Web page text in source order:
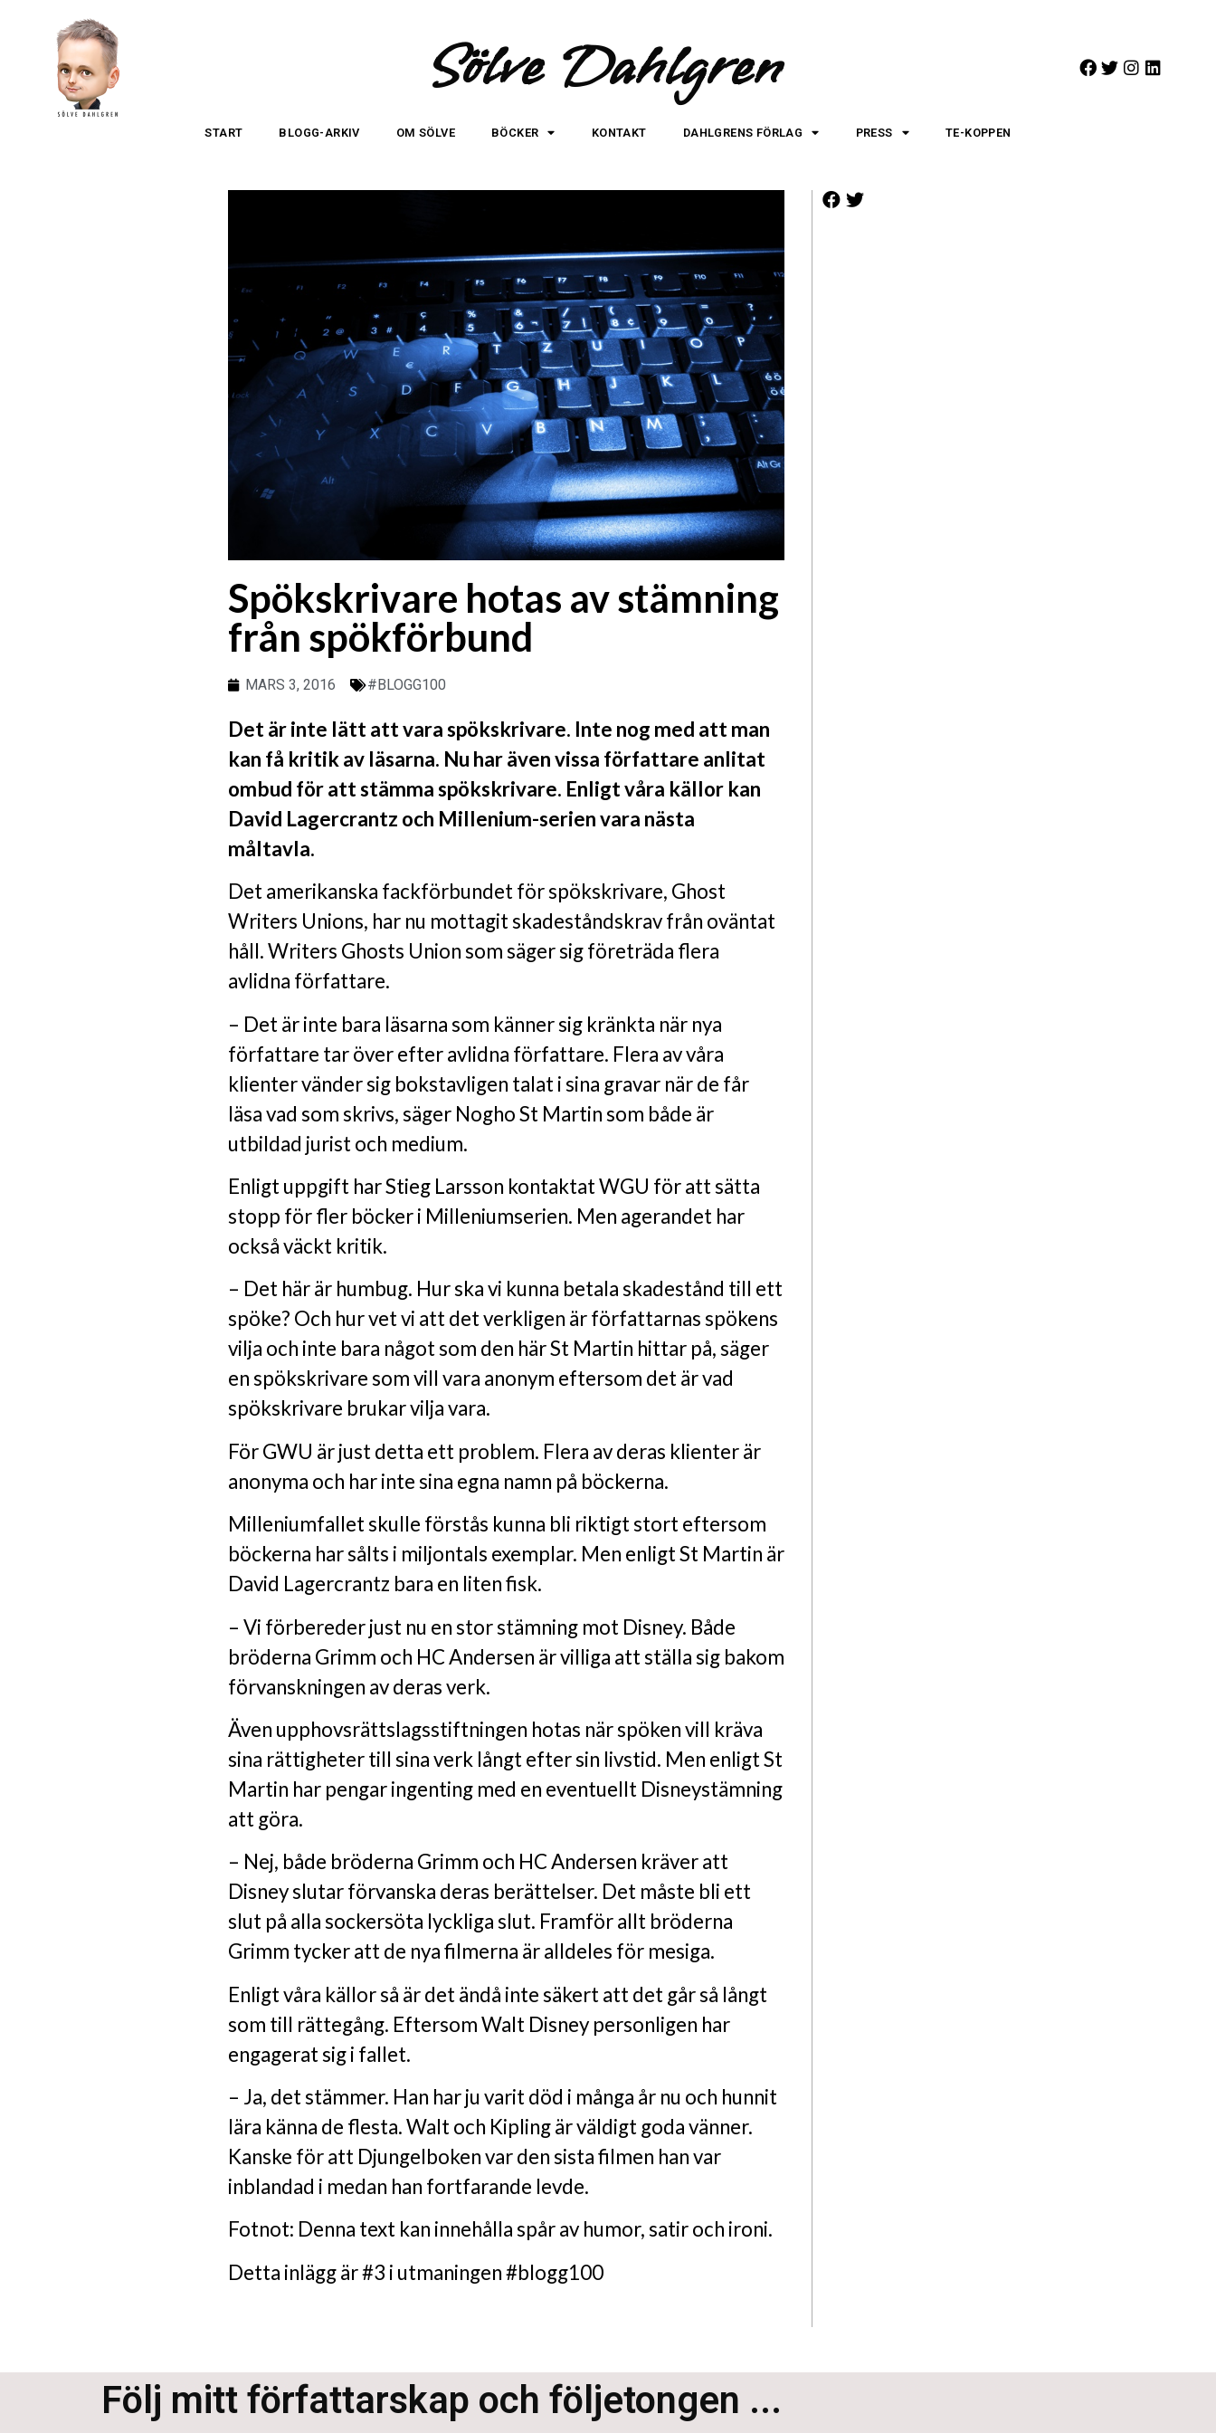
Sölve Dahlgren
START BLOGG-ARKIV OM SÖLVE BÖCKER KONTAKT DAHLGRENS FÖRLAG PRESS TE-KOPPEN
Spökskrivare hotas av stämning
från spökförbund
MARS 3, 2016 #BLOGG100
Det är inte lätt att vara spökskrivare. Inte nog med att man
kan få kritik av läsarna. Nu har även vissa författare anlitat
ombud för att stämma spökskrivare. Enligt våra källor kan
David Lagercrantz och Millenium-serien vara nästa
måltavla.
Det amerikanska fackförbundet för spökskrivare, Ghost
Writers Unions, har nu mottagit skadeståndskrav från oväntat
håll. Writers Ghosts Union som säger sig företräda flera
avlidna författare.
– Det är inte bara läsarna som känner sig kränkta när nya
författare tar över efter avlidna författare. Flera av våra
klienter vänder sig bokstavligen talat i sina gravar när de får
läsa vad som skrivs, säger Nogho St Martin som både är
utbildad jurist och medium.
Enligt uppgift har Stieg Larsson kontaktat WGU för att sätta
stopp för fler böcker i Milleniumserien. Men agerandet har
också väckt kritik.
– Det här är humbug. Hur ska vi kunna betala skadestånd till ett
spöke? Och hur vet vi att det verkligen är författarnas spökens
vilja och inte bara något som den här St Martin hittar på, säger
en spökskrivare som vill vara anonym eftersom det är vad
spökskrivare brukar vilja vara.
För GWU är just detta ett problem. Flera av deras klienter är
anonyma och har inte sina egna namn på böckerna.
Milleniumfallet skulle förstås kunna bli riktigt stort eftersom
böckerna har sålts i miljontals exemplar. Men enligt St Martin är
David Lagercrantz bara en liten fisk.
– Vi förbereder just nu en stor stämning mot Disney. Både
bröderna Grimm och HC Andersen är villiga att ställa sig bakom
förvanskningen av deras verk.
Även upphovsrättslagsstiftningen hotas när spöken vill kräva
sina rättigheter till sina verk långt efter sin livstid. Men enligt St
Martin har pengar ingenting med en eventuellt Disneystämning
att göra.
– Nej, både bröderna Grimm och HC Andersen kräver att
Disney slutar förvanska deras berättelser. Det måste bli ett
slut på alla sockersöta lyckliga slut. Framför allt bröderna
Grimm tycker att de nya filmerna är alldeles för mesiga.
Enligt våra källor så är det ändå inte säkert att det går så långt
som till rättegång. Eftersom Walt Disney personligen har
engagerat sig i fallet.
– Ja, det stämmer. Han har ju varit död i många år nu och hunnit
lära känna de flesta. Walt och Kipling är väldigt goda vänner.
Kanske för att Djungelboken var den sista filmen han var
inblandad i medan han fortfarande levde.
Fotnot: Denna text kan innehålla spår av humor, satir och ironi.
Detta inlägg är #3 i utmaningen #blogg100
Följ mitt författarskap och följetongen ...